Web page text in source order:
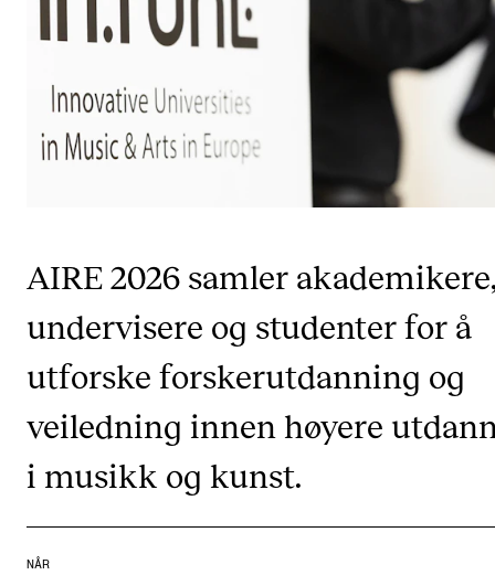
FORSKNING
CREMAH
NordART
INTERNASJONALT
Internasjonal strategi
Samarbeidsprosjekter
Nettverk
AIRE 2026 samler
undervisere og studenter for å
utforske forskerutdanning og
veiledning innen høyere
i musikk og kunst.
NÅR